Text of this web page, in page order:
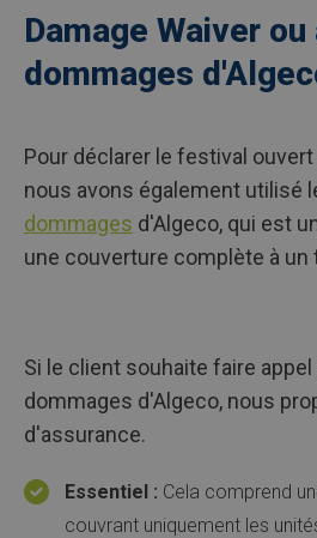
Damage Waiver
dommages
Pour déclarer le festival
nous avons également utilisé
dommages d'Algeco, qui est
une couverture complète à un
Si le client souhaite faire
dommages d'Algeco, nous
d'assurance.
Essentiel : Cela comprend
couvrant uniquement les